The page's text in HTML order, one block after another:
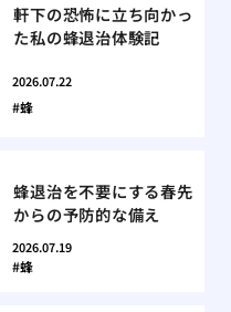
軒下の恐怖に立ち向かっ
た私の蜂退治体験記
2026.07.22
蜂
蜂退治を不要にする春先
からの予防的な備え
2026.07.19
蜂